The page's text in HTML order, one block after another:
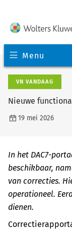
Menu
VN VANDAAG
Nieuwe
19 mei 2026
In het DAC7-
beschikbaar,
van correcties.
operationeel.
dienen.